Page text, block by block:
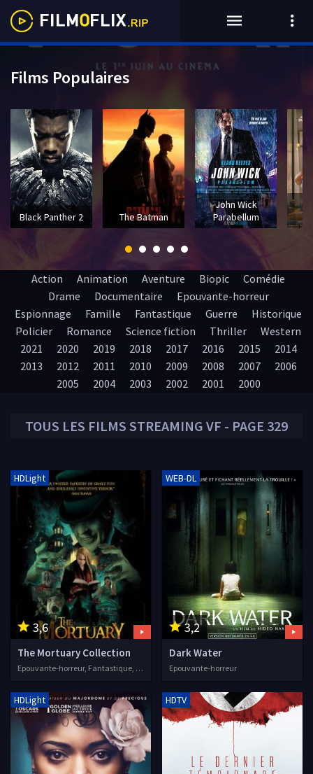
TOUS LES FILMS STREAMING VF - PAGE 329
3,6
HDLight
The Mortuary Collection
Epouvante-horreur, Fantastique, 2021
3,2
WEB-DL
Dark Water
Epouvante-horreur
HDLight HDTV
Action Animation Aventure Biopic
Comédie
Drame
Documentaire
Epouvante-horreur
Espionnage
Famille Fantastique Guerre
Historique
Policier
Romance Science fiction Thriller
Western
2021
2020 2019 2018 2017 2016 2015
2014
2013
2012 2011 2010 2009 2008 2007
2006
2005
2004 2003 2002 2001 2000
Films Populaires
Black Panther 2 The Batman
John Wick
Parabellum